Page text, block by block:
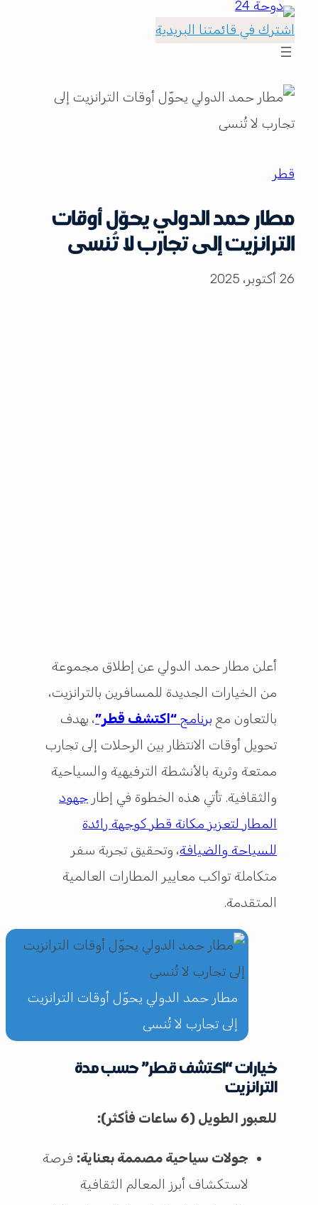
اشترك في قائمتنا البريدية
قطر
مطار حمد الدولي يحوّل أوقات
الترانزيت إلى تجارب لا تُنسى
26 أكتوبر، 2025
أعلن مطار حمد الدولي عن إطلاق مجموعة
من الخيارات الجديدة للمسافرين بالترانزيت،
بالتعاون مع برنامج “اكتشف قطر”، بهدف
تحويل أوقات الانتظار بين الرحلات إلى تجارب
ممتعة وثرية بالأنشطة الترفيهية والسياحية
والثقافية. تأتي هذه الخطوة في إطار جهود
المطار لتعزيز مكانة قطر كوجهة رائدة
للسياحة والضيافة، وتحقيق تجربة سفر
متكاملة تواكب معايير المطارات العالمية
المتقدمة.
مطار حمد الدولي يحوّل أوقات الترانزيت
إلى تجارب لا تُنسى
خيارات “اكتشف قطر” حسب مدة
الترانزيت
للعبور الطويل (6 ساعات فأكثر):
جولات سياحية مصممة بعناية: فرصة
لاستكشاف أبرز المعالم الثقافية